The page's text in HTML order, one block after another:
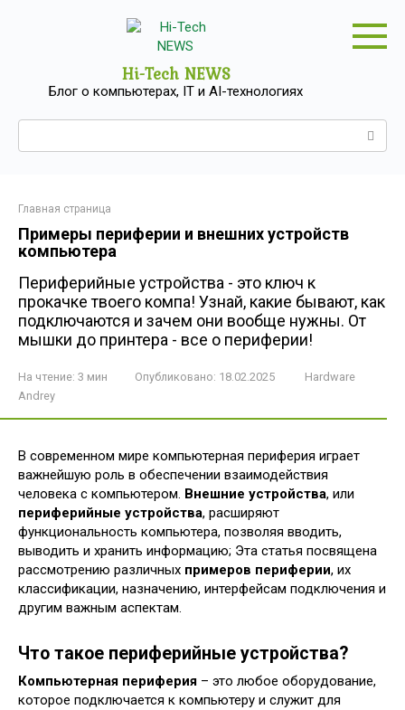
Hi-Tech NEWS
Блог о компьютерах, IT и AI-технологиях
Главная страница
Примеры периферии и внешних устройств
компьютера
Периферийные устройства - это ключ к
прокачке твоего компа! Узнай, какие бывают, как
подключаются и зачем они вообще нужны. От
мышки до принтера - все о периферии!
На чтение: 3 мин Опубликовано: 18.02.2025
Hardware
Andrey
В современном мире компьютерная периферия играет
важнейшую роль в обеспечении взаимодействия
человека с компьютером. Внешние устройства, или
периферийные устройства, расширяют
функциональность компьютера, позволяя вводить,
выводить и хранить информацию; Эта статья посвящена
рассмотрению различных примеров периферии, их
классификации, назначению, интерфейсам подключения и
другим важным аспектам.
Что такое периферийные устройства?
Компьютерная периферия – это любое оборудование,
которое подключается к компьютеру и служит для